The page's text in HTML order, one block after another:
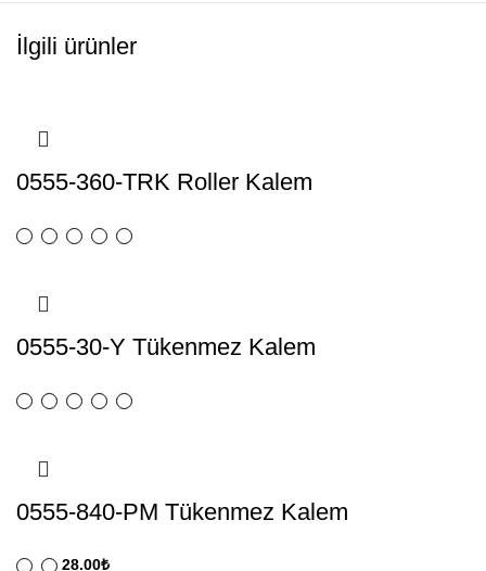
İlgili ürünler
0555-360-TRK Roller Kalem
0555-30-Y Tükenmez Kalem
0555-840-PM Tükenmez Kalem
28.00₺